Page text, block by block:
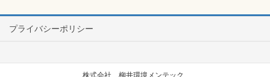
プライバシーポリシー
株式会社 柳井環境メンテック